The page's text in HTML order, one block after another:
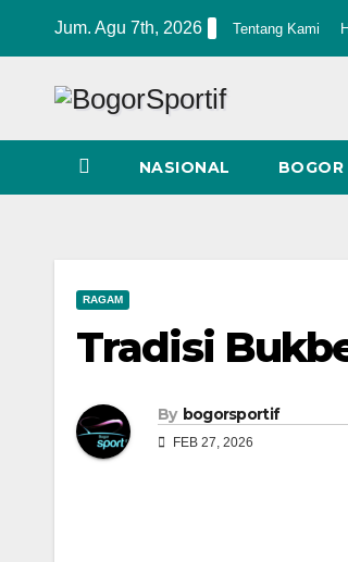
Jum. Agu 7th, 2026 Tentang Kami
NASIONAL BOGOR
RAGAM
Tradisi
By bogorsportif
FEB 27, 2026